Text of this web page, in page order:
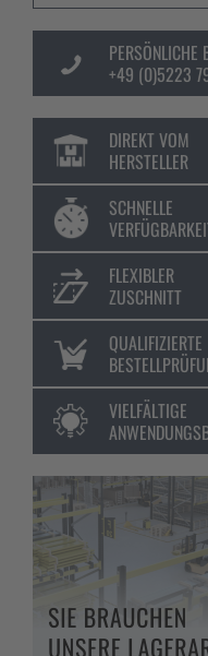
PERSÖNLICHE
+49 (0)5223
DIREKT VOM
HERSTELLER
SCHNELLE
FLEXIBLER
ZUSCHNITT
QUALIFIZIERTE
VIELFÄLTIGE